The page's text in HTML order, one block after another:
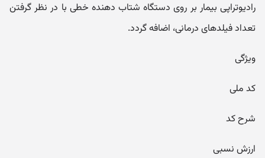
رادیوتراپی بیمار بر روی دستگاه شتاب دهنده خطی با در نظر گرفتن
تعداد فیلدهای درمانی، اضافه گردد.
ویژگی
کد ملی
شرح کد
ارزش نسبی